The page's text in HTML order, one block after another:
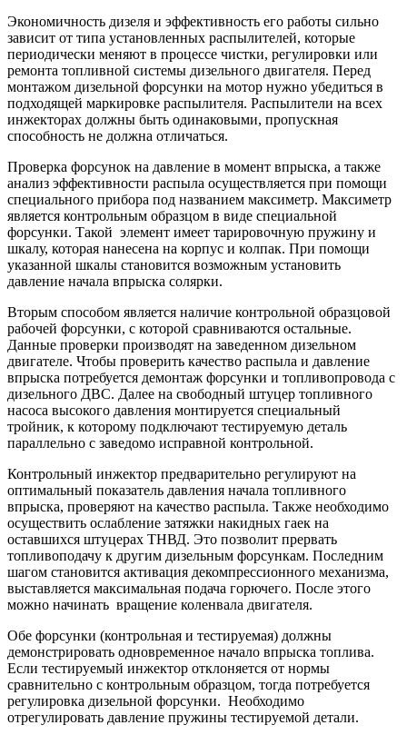
Экономичность дизеля и эффективность его работы сильно
зависит от типа установленных распылителей, которые
периодически меняют в процессе чистки, регулировки или
ремонта топливной системы дизельного двигателя. Перед
монтажом дизельной форсунки на мотор нужно убедиться в
подходящей маркировке распылителя. Распылители на всех
инжекторах должны быть одинаковыми, пропускная
способность не должна отличаться.
Проверка форсунок на давление в момент впрыска, а также
анализ эффективности распыла осуществляется при помощи
специального прибора под названием максиметр. Максиметр
является контрольным образцом в виде специальной
форсунки. Такой элемент имеет тарировочную пружину и
шкалу, которая нанесена на корпус и колпак. При помощи
указанной шкалы становится возможным установить
давление начала впрыска солярки.
Вторым способом является наличие контрольной образцовой
рабочей форсунки, с которой сравниваются остальные.
Данные проверки производят на заведенном дизельном
двигателе. Чтобы проверить качество распыла и давление
впрыска потребуется демонтаж форсунки и топливопровода с
дизельного ДВС. Далее на свободный штуцер топливного
насоса высокого давления монтируется специальный
тройник, к которому подключают тестируемую деталь
параллельно с заведомо исправной контрольной.
Контрольный инжектор предварительно регулируют на
оптимальный показатель давления начала топливного
впрыска, проверяют на качество распыла. Также необходимо
осуществить ослабление затяжки накидных гаек на
оставшихся штуцерах ТНВД. Это позволит прервать
топливоподачу к другим дизельным форсункам. Последним
шагом становится активация декомпрессионного механизма,
выставляется максимальная подача горючего. После этого
можно начинать вращение коленвала двигателя.
Обе форсунки (контрольная и тестируемая) должны
демонстрировать одновременное начало впрыска топлива.
Если тестируемый инжектор отклоняется от нормы
сравнительно с контрольным образцом, тогда потребуется
регулировка дизельной форсунки. Необходимо
отрегулировать давление пружины тестируемой детали.